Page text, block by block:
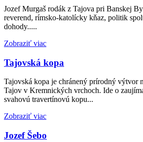
Jozef Murgaš rodák z Tajova pri Banskej
reverend, rímsko-katolícky kňaz, politik
dohody.....
Zobraziť viac
Tajovská kopa
Tajovská kopa je chránený prírodný výtvor
Tajov v Kremnických vrchoch. Ide o
svahovú travertínovú kopu...
Zobraziť viac
Jozef Šebo